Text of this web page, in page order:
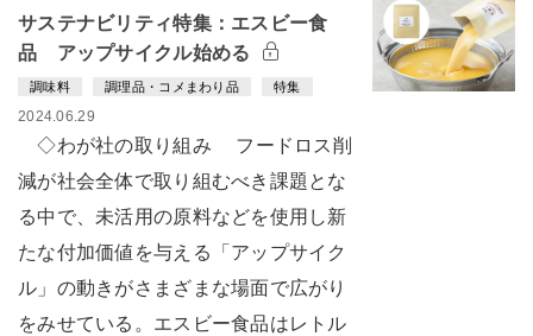
サステナビリティ特集：エスビー食
品 アップサイクル始める
調味料 調理品・コメまわり品 特集
2024.06.29
◇わが社の取り組み フードロス削
減が社会全体で取り組むべき課題とな
る中で、未活用の原料などを使用し新
たな付加価値を与える「アップサイク
ル」の動きがさまざまな場面で広がり
をみせている。エスビー食品はレトル